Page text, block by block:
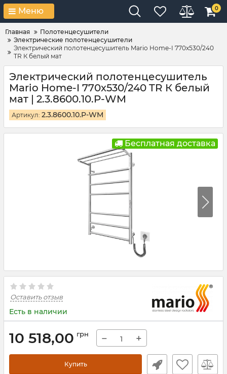
Меню 0
Главная
Полотенцесушители
Электрические полотенцесушители
Электрический полотенцесушитель Mario Home-I 770х530/240
TR К белый мат
Электрический полотенцесушитель
Mario Home-I 770х530/240 TR К белый
мат | 2.3.8600.10.P-WM
Артикул: 2.3.8600.10.P-WM
Бесплатная доставка
Оставить отзыв
Есть в наличии
10 518,00 грн − +
Купить